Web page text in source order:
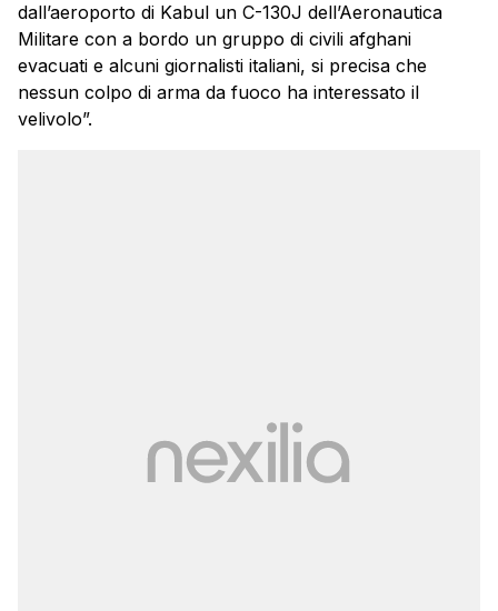
dall’aeroporto di Kabul un C-130J dell’Aeronautica
Militare con a bordo un gruppo di civili afghani
evacuati e alcuni giornalisti italiani, si precisa che
nessun colpo di arma da fuoco ha interessato il
velivolo”.